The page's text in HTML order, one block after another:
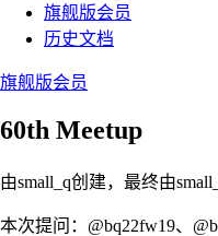
旗舰版会员
历史文档
旗舰版会员
60th Meetup
由small_q创建，最终由
本次提问：@bq22fw19、